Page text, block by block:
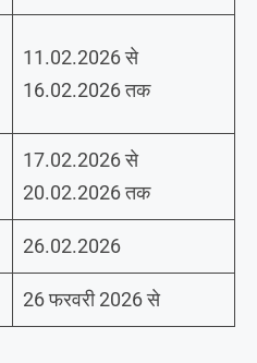
11.02.2026 से
16.02.2026 तक
17.02.2026 से
20.02.2026 तक
26.02.2026
26 फरवरी 2026 से